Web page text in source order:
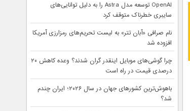
OpenAI توسعه مدل Astra را به دلیل توانایی‌های
سایبری خطرناک متوقف کرد
نام صرافی «آبان‌ تتر» به لیست تحریم‌های رمزارزی آمریکا
افزوده شد
چرا گوشی‌های موبایل اینقدر گران شدند؟ وعده کاهش ۲۰
درصدی قیمت در راه است
باهوش‌ترین کشورهای جهان در سال ۲۰۲۶؛ ایران چندم
شد؟